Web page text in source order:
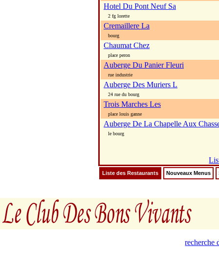
Hotel Du Pont Neuf Sa
2 fg lorette
Cremaillere La
bourg
Chaumat Chez
place peron
Auberge Du Panier Fleuri
rue industrie
Auberge Des Muriers L
24 rue du bourg
Trois Marches Les
place louis ganne
Auberge De La Chapelle Aux
le bourg
Liste des Restaurants Nouveaux Menus
recherche